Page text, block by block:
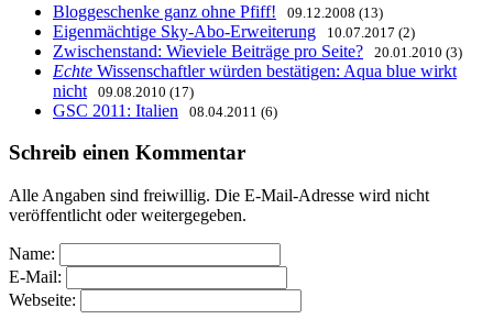
Bloggeschenke ganz ohne Pfiff! 09.12.2008 (13)
Eigenmächtige Sky-Abo-Erweiterung 10.07.2017 (2)
Zwischenstand: Wieviele Beiträge pro Seite? 20.01.2010 (3)
Echte Wissenschaftler würden bestätigen: Aqua blue wirkt
nicht
09.08.2010 (17)
GSC 2011: Italien 08.04.2011 (6)
Schreib einen Kommentar
Alle Angaben sind freiwillig. Die E-Mail-Adresse wird nicht
veröffentlicht oder weitergegeben.
Name:
E-Mail:
Webseite: